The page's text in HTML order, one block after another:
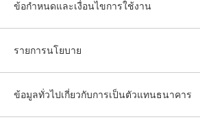
ข้อกำหนดและเงื่อนไขการใช้งาน
รายการนโยบาย
ข้อมูลทั่วไปเกี่ยวกับการเป็นตัวแทนธนาคาร